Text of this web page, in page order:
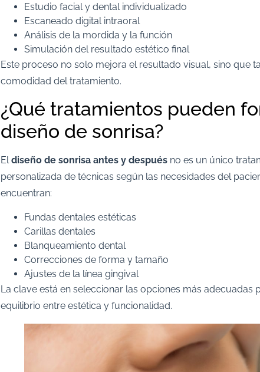
Estudio facial y dental individualizado
Escaneado digital intraoral
Análisis de la mordida y la función
Simulación del resultado estético final
Este proceso no solo mejora el resultado visual, sino que
comodidad del tratamiento.
¿Qué tratamientos pueden
diseño de sonrisa?
Eldiseño de sonrisa antes y después no es un único
personalizada de técnicas según las necesidades del
encuentran:
Fundas dentales estéticas
Carillas dentales
Blanqueamiento dental
Correcciones de forma y tamaño
Ajustes de la línea gingival
La clave está en seleccionar las opciones más
equilibrio entre estética y funcionalidad.